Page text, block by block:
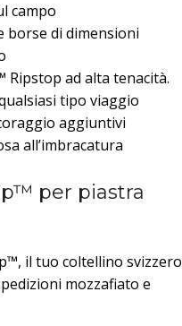
campo
borse di dimensioni
Ripstop ad alta tenacità.
tipo viaggio
aggiuntivi
all’imbracatura
per piastra
il tuo coltellino svizzero
mozzafiato e